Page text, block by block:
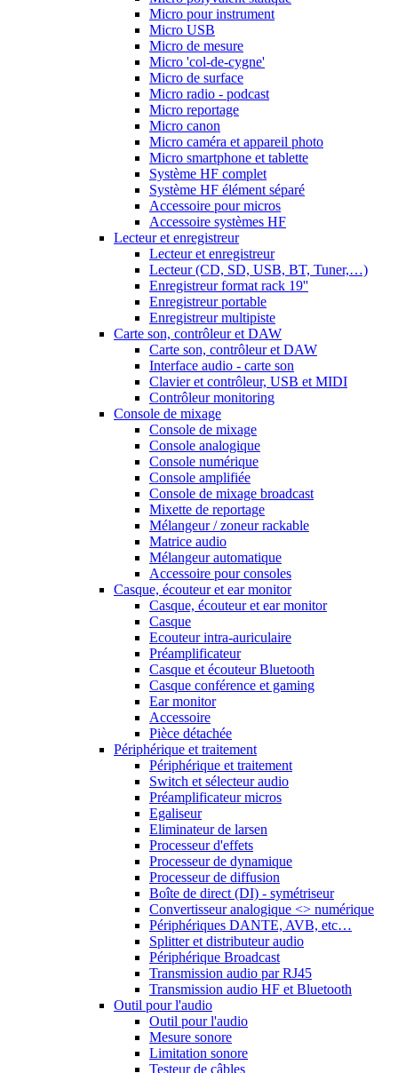
Micro pour instrument
Micro USB
Micro de mesure
Micro 'col-de-cygne'
Micro de surface
Micro radio - podcast
Micro reportage
Micro canon
Micro caméra et appareil photo
Micro smartphone et tablette
Système HF complet
Système HF élément séparé
Accessoire pour micros
Accessoire systèmes HF
Lecteur et enregistreur
Lecteur et enregistreur
Lecteur (CD, SD, USB, BT, Tuner,…)
Enregistreur format rack 19''
Enregistreur portable
Enregistreur multipiste
Carte son, contrôleur et DAW
Carte son, contrôleur et DAW
Interface audio - carte son
Clavier et contrôleur, USB et MIDI
Contrôleur monitoring
Console de mixage
Console de mixage
Console analogique
Console numérique
Console amplifiée
Console de mixage broadcast
Mixette de reportage
Mélangeur / zoneur rackable
Matrice audio
Mélangeur automatique
Accessoire pour consoles
Casque, écouteur et ear monitor
Casque, écouteur et ear monitor
Casque
Ecouteur intra-auriculaire
Préamplificateur
Casque et écouteur Bluetooth
Casque conférence et gaming
Ear monitor
Accessoire
Pièce détachée
Périphérique et traitement
Périphérique et traitement
Switch et sélecteur audio
Préamplificateur micros
Egaliseur
Eliminateur de larsen
Processeur d'effets
Processeur de dynamique
Processeur de diffusion
Boîte de direct (DI) - symétriseur
Convertisseur analogique <> numérique
Périphériques DANTE, AVB, etc…
Splitter et distributeur audio
Périphérique Broadcast
Transmission audio par RJ45
Transmission audio HF et Bluetooth
Outil pour l'audio
Outil pour l'audio
Mesure sonore
Limitation sonore
Testeur de câbles